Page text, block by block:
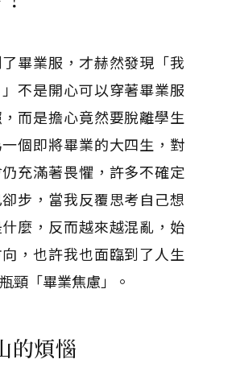
畢業服，才赫然發現「我
不是開心可以穿著畢業服
而是擔心竟然要脫離學生
個即將畢業的大四生，對
充滿著畏懼，許多不確定
步，當我反覆思考自己想
麼，反而越來越混亂，始
，也許我也面臨到了人生
頸「畢業焦慮」。
的煩惱